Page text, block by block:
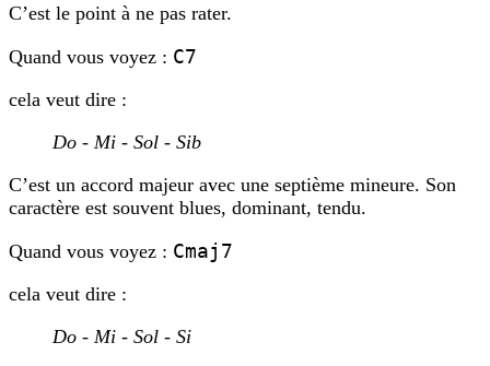
C’est le point à ne pas rater.
Quand vous voyez : C7
cela veut dire :
Do - Mi - Sol - Sib
C’est un accord majeur avec une septième mineure. Son
caractère est souvent blues, dominant, tendu.
Quand vous voyez : Cmaj7
cela veut dire :
Do - Mi - Sol - Si